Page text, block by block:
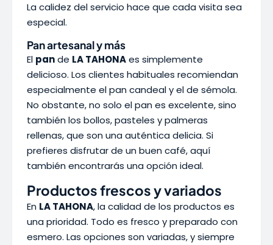
La calidez del servicio hace que cada visita sea
especial.
Pan artesanal y más
El pande LA TAHONAes simplemente
delicioso. Los clientes habituales recomiendan
especialmente el pan candeal y el de sémola.
No obstante, no solo el pan es excelente, sino
también los bollos, pasteles y palmeras
rellenas, que son una auténtica delicia. Si
prefieres disfrutar de un buen café, aquí
también encontrarás una opción ideal.
Productos frescos y variados
En LA TAHONA, la calidad de los productos es
una prioridad. Todo es fresco y preparado con
esmero. Las opciones son variadas, y siempre